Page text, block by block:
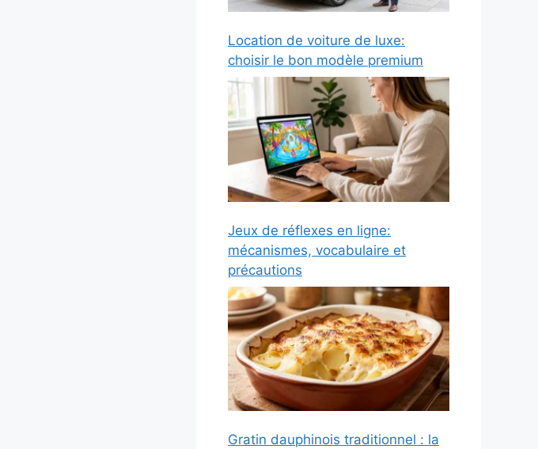
Location de voiture de luxe:
choisir le bon modèle premium
Jeux de réflexes en ligne:
mécanismes, vocabulaire et
précautions
Gratin dauphinois traditionnel : la